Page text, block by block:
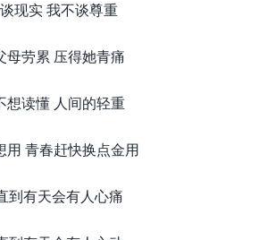
谈现实 我不谈尊重
母劳累 压得她青痛
想读懂 人间的轻重
用 青春赶快换点金用
到有天会有人心痛